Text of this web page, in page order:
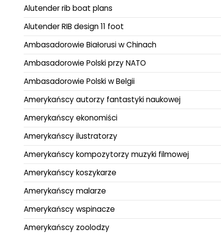
Alutender rib boat plans
Alutender RIB design 11 foot
Ambasadorowie Białorusi w Chinach
Ambasadorowie Polski przy NATO
Ambasadorowie Polski w Belgii
Amerykańscy autorzy fantastyki naukowej
Amerykańscy ekonomiści
Amerykańscy ilustratorzy
Amerykańscy kompozytorzy muzyki filmowej
Amerykańscy koszykarze
Amerykańscy malarze
Amerykańscy wspinacze
Amerykańscy zoolodzy